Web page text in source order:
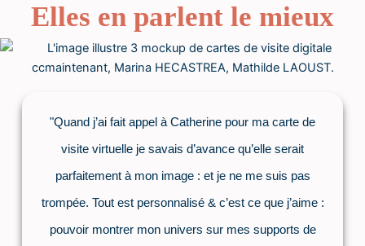
Elles en parlent le mieux
"Quand j’ai fait appel à Catherine pour ma carte de
visite virtuelle je savais d’avance qu’elle serait
parfaitement à mon image : et je ne me suis pas
trompée. Tout est personnalisé & c’est ce que j’aime :
pouvoir montrer mon univers sur mes supports de